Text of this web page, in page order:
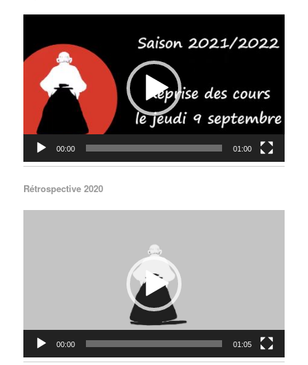
00:00 01:00
Rétrospective 2020
00:00 01:05